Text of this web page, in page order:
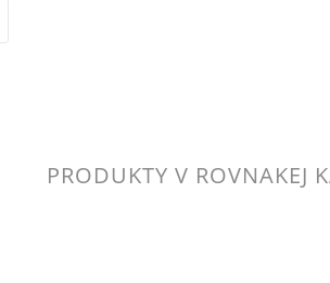
PRODUKTY V ROVNAKEJ